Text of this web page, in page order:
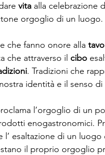
vita alla celebrazione
orgoglio di un luogo.
che fanno onore alla
che attraverso il cibo
. Tradizioni che
identità e il senso di
l’orgoglio di un
enogastronomici.
l’ esaltazione di un
il proprio orgoglio